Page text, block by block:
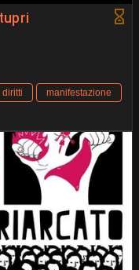
diritti
manifestazione